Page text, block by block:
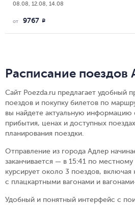
08.08, 12.08, 14.08
от 9767 R
Расписание
Сайт Poezda.ru предлагает удобный
поездов и покупку билетов по
вы найдете актуальную информацию
прибытия, ценах и доступных
планирования поездки.
Отправление из города Адлер
заканчивается — в 15:41 по
курсирует около 3 поездов,
с плацкартными вагонами и
Удобный и понятный интерфейс с